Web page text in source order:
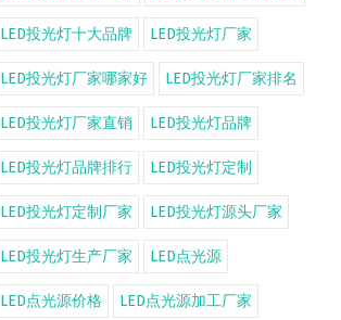
LED投光灯十大品牌 LED投光灯厂家
LED投光灯厂家哪家好 LED投光灯厂家排名
LED投光灯厂家直销 LED投光灯品牌
LED投光灯品牌排行 LED投光灯定制
LED投光灯定制厂家 LED投光灯源头厂家
LED投光灯生产厂家 LED点光源
LED点光源价格 LED点光源加工厂家